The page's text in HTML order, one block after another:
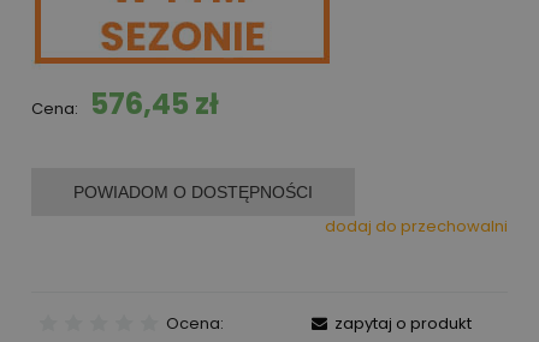
Cena: 576,45 zł
POWIADOM O DOSTĘPNOŚCI
dodaj do przechowalni
Ocena:
zapytaj o produkt